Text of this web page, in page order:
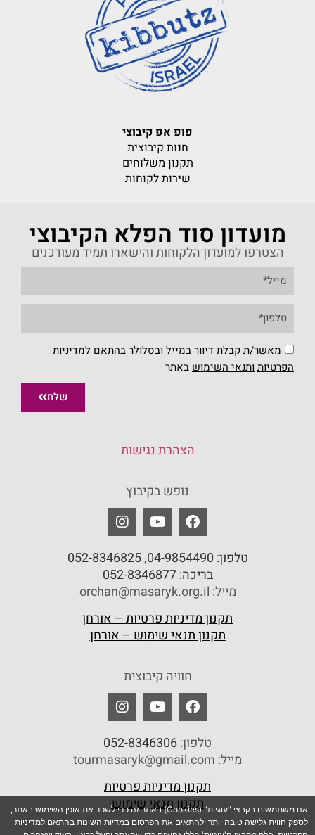
פופ אפ קיבוצי
חנות קיבוצית
תקנון משלוחים
שירות לקוחות
מועדון סוד הפלא הקיבוצי
הצטרפו למועדון הלקוחות והישארו תמיד מעודכנים
מאשר/ת קבלת דיוור במייל ובסלולר בהתאם למדיניות
הפרטיות ותנאי השימוש באתר
שלח
הצהרת נגישות
נופש בקיבוץ
טלפון: 04-9854490
, 052-8346825
בריכה:052-8346877
מייל: orchan@masaryk.org.il
תקנון מדיניות פרטיות – אורחן
תקנון תנאי שימוש – אורחן
חוויה קיבוצית
טלפון:052-8346306
מייל: tourmasaryk@gmail.com
תקנון מדיניות פרטיות
תקנון תנאי שימוש
אנו משתמשים בקבצי "עוגיות" (Cookies) באתר זה כדי לשפר את אופן השימוש באתר,
לספק חווית גלישה טובה יותר ולהתאים את הפרסום במדיות השונות בהתאם למדיניות